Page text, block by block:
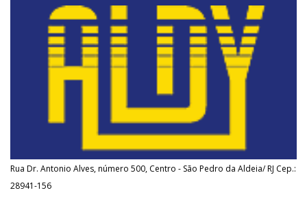
Rua Dr. Antonio Alves, número 500, Centro - São Pedro da Aldeia/ RJ Cep.:
28941-156